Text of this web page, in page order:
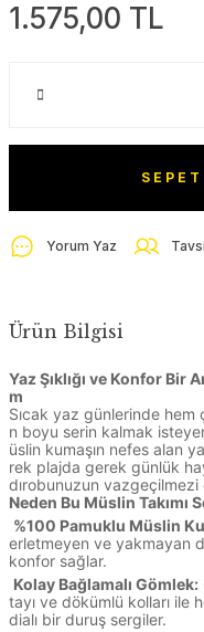
1.575,00 TL
Yorum Yaz
Ürün Bilgisi
Yaz Şıklığı ve Konfor Bir
m
Sıcak yaz günlerinde hem
n boyu serin kalmak
üslin kumaşın nefes alan
rek plajda gerek günlük
dırobunuzun vazgeçilmezi
Neden Bu Müslin Takımı
%100 Pamuklu Müslin
erletmeyen ve yakmayan
konfor sağlar.
Kolay Bağlamalı Gömlek:
tayı ve dökümlü kolları ile
dialı bir duruş sergiler.